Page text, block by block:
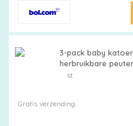
3-pack baby
herbruikbare peuter
kg
st
Gratis verzending